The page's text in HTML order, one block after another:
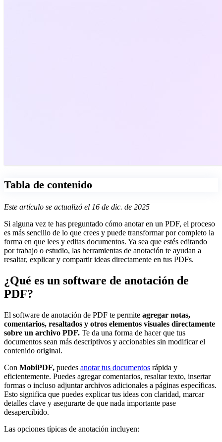
Tabla de contenido
Este artículo se actualizó el 16 de dic. de 2025
Si alguna vez te has preguntado cómo anotar en un PDF, el proceso
es más sencillo de lo que crees y puede transformar por completo la
forma en que lees y editas documentos. Ya sea que estés editando
por trabajo o estudio, las herramientas de anotación te ayudan a
resaltar, explicar y compartir ideas directamente en tus PDFs.
¿Qué es un software de anotación de
PDF?
El software de anotación de PDF te permite agregar notas,
comentarios, resaltados y otros elementos visuales directamente
sobre un archivo PDF. Te da una forma de hacer que tus
documentos sean más descriptivos y accionables sin modificar el
contenido original.
Con MobiPDF, puedes anotar tus documentos rápida y
eficientemente. Puedes agregar comentarios, resaltar texto, insertar
formas o incluso adjuntar archivos adicionales a páginas específicas.
Esto significa que puedes explicar tus ideas con claridad, marcar
detalles clave y asegurarte de que nada importante pase
desapercibido.
Las opciones típicas de anotación incluyen: